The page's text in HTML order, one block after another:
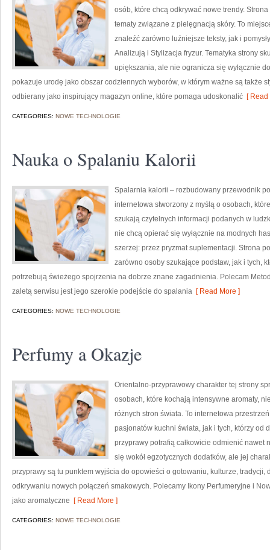
osób, które chcą odkrywać nowe trendy.
tematy związane z pielęgnacją skóry. To
znaleźć zarówno luźniejsze teksty, jak i
Analizują i Stylizacja fryzur. Tematyka strony
upiększania, ale nie ogranicza się wyłącznie
pokazuje urodę jako obszar codziennych wyborów, w którym ważne są także
odbierany jako inspirujący magazyn online, które pomaga udoskonalić [ Read
CATEGORIES: NOWE TECHNOLOGIE
Nauka o Spalaniu Kalorii
Spalarnia kalorii – rozbudowany przewodnik
internetowa stworzony z myślą o osobach,
szukają czytelnych informacji podanych w
nie chcą opierać się wyłącznie na modnych
szerzej: przez pryzmat suplementacji. Strona
zarówno osoby szukające podstaw, jak i tych,
potrzebują świeżego spojrzenia na dobrze znane zagadnienia. Polecam
zaletą serwisu jest jego szerokie podejście do spalania [ Read More ]
CATEGORIES: NOWE TECHNOLOGIE
Perfumy a Okazje
Orientalno-przyprawowy charakter tej strony
osobach, które kochają intensywne aromaty,
różnych stron świata. To internetowa
pasjonatów kuchni świata, jak i tych, którzy od
przyprawy potrafią całkowicie odmienić nawet
się wokół egzotycznych dodatków, ale jej
przyprawy są tu punktem wyjścia do opowieści o gotowaniu, kulturze, tradycji,
odkrywaniu nowych połączeń smakowych. Polecamy Ikony Perfumeryjne i
jako aromatyczne [ Read More ]
CATEGORIES: NOWE TECHNOLOGIE